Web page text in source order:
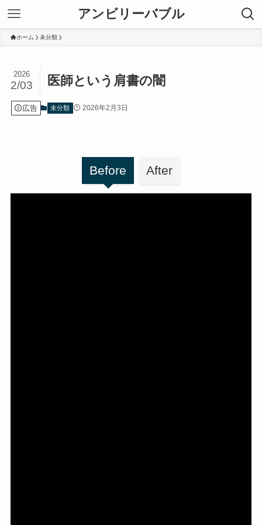
アンビリーバブル
ホーム 未分類
医師という肩書の闇
2026
2/03
広告 未分類 2026年2月3日
Before After